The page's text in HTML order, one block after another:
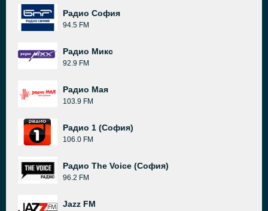
Радио София
94.5 FM
Радио Микс
92.9 FM
Радио Мая
103.9 FM
Радио 1 (София)
106.0 FM
Радио The Voice (София)
96.2 FM
Jazz FM